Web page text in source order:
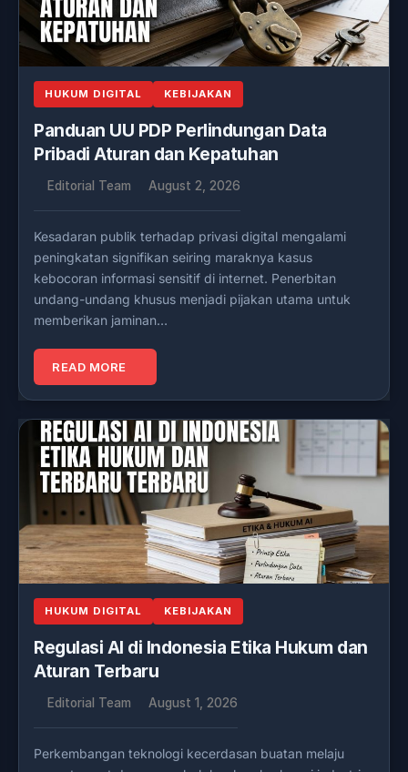
HUKUM DIGITAL KEBIJAKAN
Panduan UU PDP Perlindungan Data
Pribadi Aturan dan Kepatuhan
Editorial Team August 2, 2026
Kesadaran publik terhadap privasi digital mengalami
peningkatan signifikan seiring maraknya kasus
kebocoran informasi sensitif di internet. Penerbitan
undang-undang khusus menjadi pijakan utama untuk
memberikan jaminan…
READ MORE
HUKUM DIGITAL KEBIJAKAN
Regulasi AI di Indonesia Etika Hukum dan
Aturan Terbaru
Editorial Team August 1, 2026
Perkembangan teknologi kecerdasan buatan melaju